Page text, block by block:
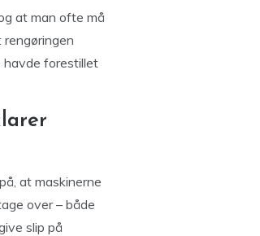
at man ofte må
havde forestillet
at maskinerne
over – både
slip på